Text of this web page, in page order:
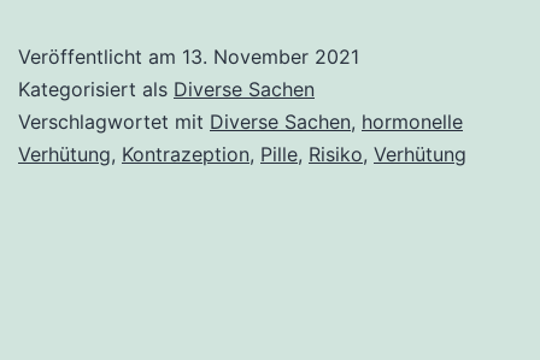
Veröffentlicht am 13. November 2021
Kategorisiert als Diverse Sachen
Verschlagwortet mit Diverse Sachen, hormonelle
Verhütung, Kontrazeption, Pille, Risiko, Verhütung